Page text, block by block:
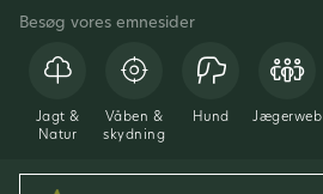
Besøg vores emnesider
Jagt &
Natur
Våben &
skydning
Hund Jægerweb